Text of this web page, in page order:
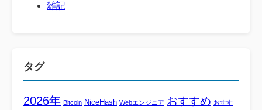
雑記
タグ
2026年 Bitcoin NiceHash Webエンジニア おすすめ おすす